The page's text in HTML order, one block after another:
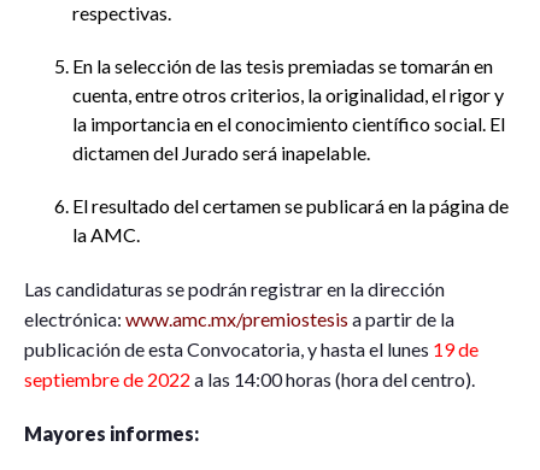
respectivas.
En la selección de las tesis premiadas se tomarán en
cuenta, entre otros criterios, la originalidad, el rigor y
la importancia en el conocimiento científico social. El
dictamen del Jurado será inapelable.
El resultado del certamen se publicará en la página de
la AMC.
Las candidaturas se podrán registrar en la dirección
electrónica: www.amc.mx/premiostesis a partir de la
publicación de esta Convocatoria, y hasta el lunes 19 de
septiembre de 2022 a las 14:00 horas (hora del centro).
Mayores informes: